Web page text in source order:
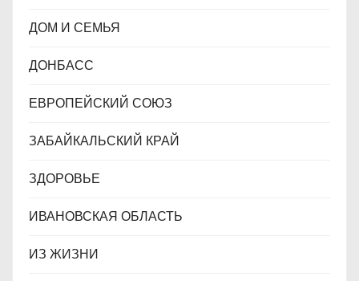
ДОМ И СЕМЬЯ
ДОНБАСС
ЕВРОПЕЙСКИЙ СОЮЗ
ЗАБАЙКАЛЬСКИЙ КРАЙ
ЗДОРОВЬЕ
ИВАНОВСКАЯ ОБЛАСТЬ
ИЗ ЖИЗНИ